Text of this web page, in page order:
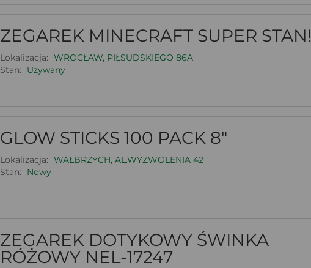
ZEGAREK MINECRAFT SUPER STAN!
Lokalizacja: WROCŁAW, PIŁSUDSKIEGO 86A
Stan:
Używany
GLOW STICKS 100 PACK 8"
Lokalizacja: WAŁBRZYCH, AL.WYZWOLENIA 42
Stan:
Nowy
ZEGAREK DOTYKOWY ŚWINKA
RÓŻOWY NEL-17247